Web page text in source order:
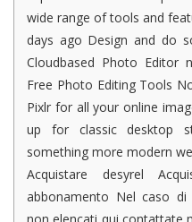
wide range of tools and
days ago Design and do
Cloudbased Photo Editor
Free Photo Editing Tools
Pixlr for all your online
up for classic desktop
something more modern
Acquistare desyrel
abbonamento Nel caso